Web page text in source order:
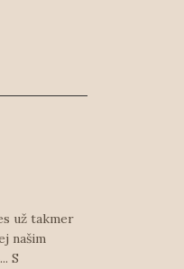
už takmer
našim
S